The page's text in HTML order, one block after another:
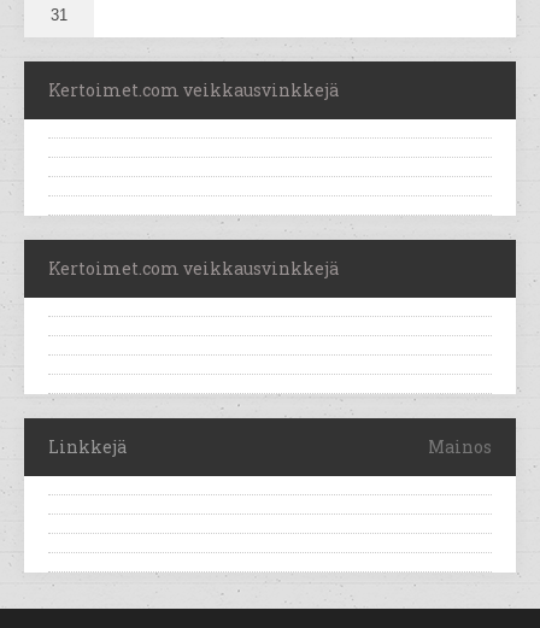
31
Kertoimet.com veikkausvinkkejä
Kertoimet.com veikkausvinkkejä
Linkkejä Mainos